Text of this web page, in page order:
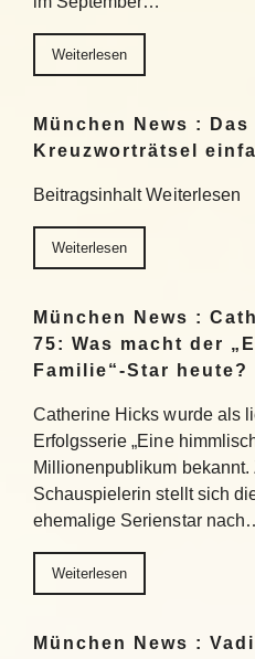
Weiterlesen
München News :
Kreuzworträtsel
Beitragsinhalt Weiterlesen
Weiterlesen
München News :
75: Was macht der
Familie“-Star heute?
Catherine Hicks wurde als
Erfolgsserie „Eine
Millionenpublikum bekannt.
Schauspielerin stellt sich
ehemalige Serienstar
Weiterlesen
München News :